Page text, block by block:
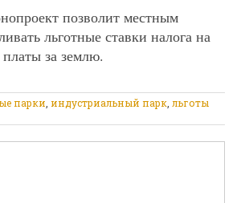
позволит местным
льготные ставки налога на
за землю.
парки индустриальный парк льготы